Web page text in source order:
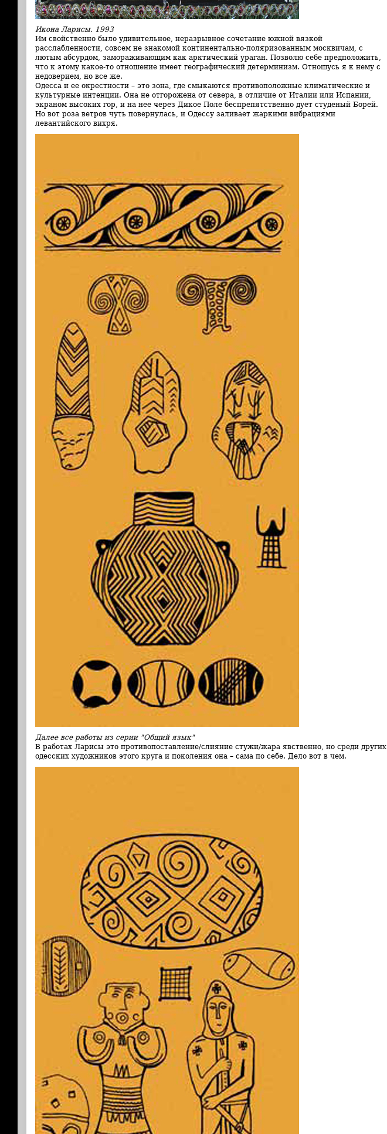
Икона Ларисы. 1993
Им свойственно было удивительное, неразрывное сочетание южной вязкой
расслабленности, совсем не знакомой континентально-поляризованным москвичам, с
лютым абсурдом, замораживающим как арктический ураган. Позволю себе предположить,
что к этому какое-то отношение имеет географический детерминизм. Отношусь я к нему с
недоверием, но все же.
Одесса и ее окрестности – это зона, где смыкаются противоположные климатические и
культурные интенции. Она не отгорожена от севера, в отличие от Италии или Испании,
экраном высоких гор, и на нее через Дикое Поле беспрепятственно дует студеный Борей.
Но вот роза ветров чуть повернулась, и Одессу заливает жаркими вибрациями
левантийского вихря.
Далее все работы из серии "Общий язык"
В работах Ларисы это противопоставление/слияние стужи/жара явственно, но среди других
одесских художников этого круга и поколения она – сама по себе. Дело вот в чем.